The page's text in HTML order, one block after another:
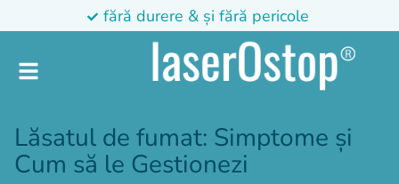
fără durere & și fără pericole
Lăsatul de fumat: Simptome și
Cum să le Gestionezi